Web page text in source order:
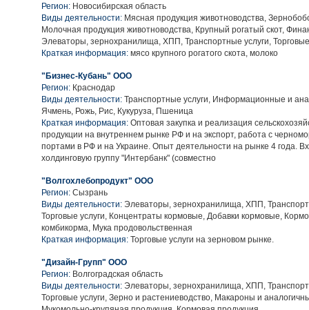
Регион: Новосибирская область
Виды деятельности: Мясная продукция животноводства,
Молочная продукция животноводства, Крупный рогатый скот,
Элеваторы, зернохранилища, ХПП, Транспортные услуги, Торговые
Краткая информация: мясо крупного рогатого скота, молоко
"Бизнес-Кубань" ООО
Регион: Краснодар
Виды деятельности: Транспортные услуги, Информационные и
Ячмень, Рожь, Рис, Кукуруза, Пшеница
Краткая информация: Оптовая закупка и реализация
продукции на внутреннем рынке РФ и на экспорт, работа с
портами в РФ и на Украине. Опыт деятельности на рынке 4 года.
холдинговую группу "Интербанк" (совместно
"Волгохлебопродукт" ООО
Регион: Сызрань
Виды деятельности: Элеваторы, зернохранилища, ХПП,
Торговые услуги, Концентраты кормовые, Добавки кормовые,
комбикорма, Мука продовольственная
Краткая информация: Торговые услуги на зерновом рынке.
"Дизайн-Групп" ООО
Регион: Волгоградская область
Виды деятельности: Элеваторы, зернохранилища, ХПП,
Торговые услуги, Зерно и растениеводство, Макароны и